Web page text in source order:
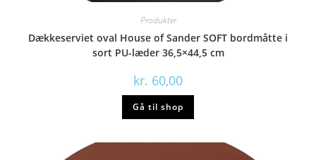
Produkter
Dækkeserviet oval House of Sander SOFT bordmåtte i
sort PU-læder 36,5×44,5 cm
kr. 60,00
Gå til shop